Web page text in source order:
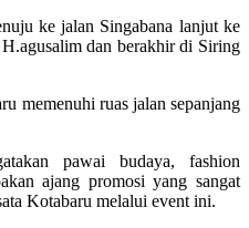
ke jalan Singabana lanjut ke
dan berakhir di Siring
memenuhi ruas jalan sepanjang
pawai budaya, fashion
ajang promosi yang sangat
Kotabaru melalui event ini.